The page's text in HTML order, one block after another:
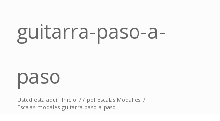
guitarra-paso-a-
paso
Usted está aquí: Inicio / / pdf Escalas Modalles /
Escalas-modales-guitarra-paso-a-paso